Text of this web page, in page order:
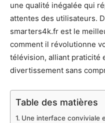
une qualité inégalée qui
attentes des utilisateurs.
smarters4k.fr est le
comment il révolutionne
télévision, alliant praticité
divertissement sans
Table des matières
Une interface conviviale